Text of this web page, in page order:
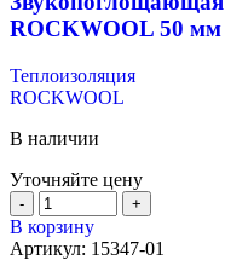
ROCKWOOL 50 мм
Теплоизоляция
ROCKWOOL
В наличии
Уточняйте цену
В корзину
Артикул: 15347-01